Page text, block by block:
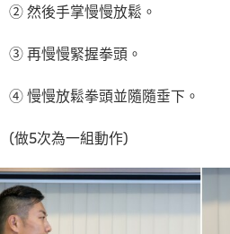
② 然後手掌慢慢放鬆。
③ 再慢慢緊握拳頭。
④ 慢慢放鬆拳頭並隨隨垂下。
(做5次為一組動作)